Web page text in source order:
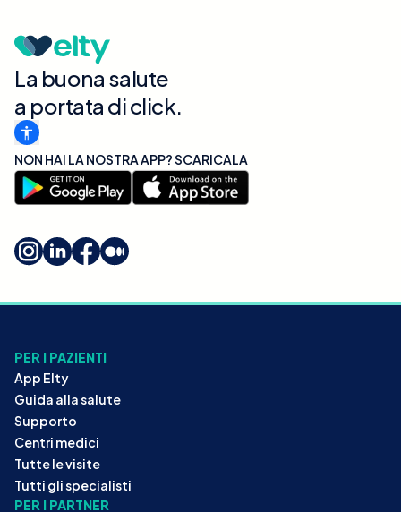
La buona salute
a portata di click.
NON HAI LA NOSTRA APP? SCARICALA
PER I PAZIENTI
App Elty
Guida alla salute
Supporto
Centri medici
Tutte le visite
Tutti gli specialisti
PER I PARTNER